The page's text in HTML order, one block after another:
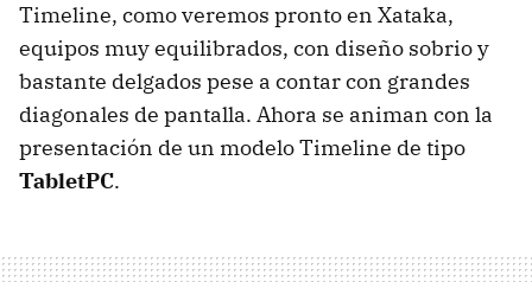
Timeline, como veremos pronto en Xataka,
equipos muy equilibrados, con diseño sobrio y
bastante delgados pese a contar con grandes
diagonales de pantalla. Ahora se animan con la
presentación de un modelo Timeline de tipo
TabletPC.